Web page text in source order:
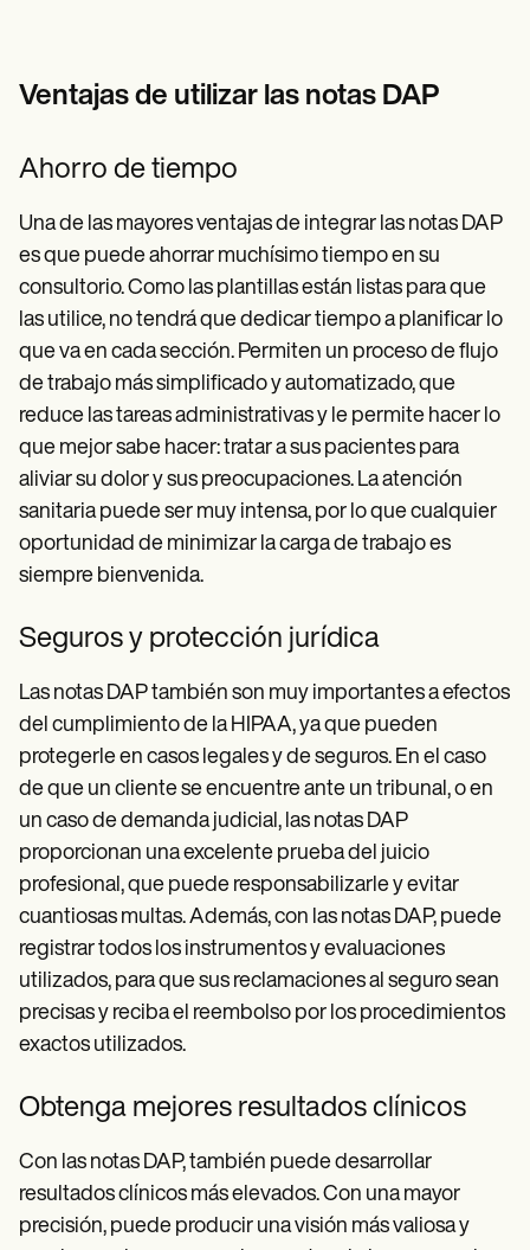
Ventajas de utilizar las notas DAP
Ahorro de tiempo
Una de las mayores ventajas de integrar las notas DAP
es que puede ahorrar muchísimo tiempo en su
consultorio. Como las plantillas están listas para que
las utilice, no tendrá que dedicar tiempo a planificar lo
que va en cada sección. Permiten un proceso de flujo
de trabajo más simplificado y automatizado, que
reduce las tareas administrativas y le permite hacer lo
que mejor sabe hacer: tratar a sus pacientes para
aliviar su dolor y sus preocupaciones. La atención
sanitaria puede ser muy intensa, por lo que cualquier
oportunidad de minimizar la carga de trabajo es
siempre bienvenida.
Seguros y protección jurídica
Las notas DAP también son muy importantes a efectos
del cumplimiento de la HIPAA, ya que pueden
protegerle en casos legales y de seguros. En el caso
de que un cliente se encuentre ante un tribunal, o en
un caso de demanda judicial, las notas DAP
proporcionan una excelente prueba del juicio
profesional, que puede responsabilizarle y evitar
cuantiosas multas. Además, con las notas DAP, puede
registrar todos los instrumentos y evaluaciones
utilizados, para que sus reclamaciones al seguro sean
precisas y reciba el reembolso por los procedimientos
exactos utilizados.
Obtenga mejores resultados clínicos
Con las notas DAP, también puede desarrollar
resultados clínicos más elevados. Con una mayor
precisión, puede producir una visión más valiosa y